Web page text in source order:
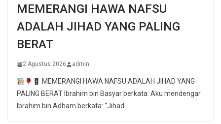
MEMERANGI HAWA NAFSU
ADALAH JIHAD YANG PALING
BERAT
2 Agustus 2026 admin
MEMERANGI HAWA NAFSU ADALAH JIHAD YANG
PALING BERAT Ibrahim bin Basyar berkata: Aku mendengar
Ibrahim bin Adham berkata: “Jihad